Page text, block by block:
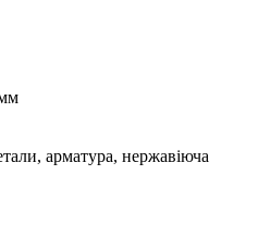
арматура, нержавіюча